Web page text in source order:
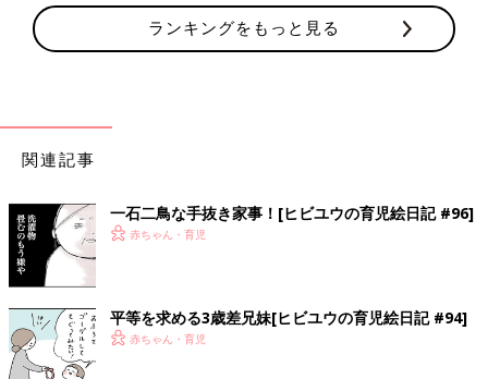
なように思えます。
ずっと見ていたいなぁ。
・たまひよONLINE連載中の育児マンガ一覧はこちら
５歳息子と２歳娘のママ。現在は専業主婦。
子ども２人と夫との日々を絵日記にしてインスタグラム
(
@hibi_yuu
にて公開中。
■書籍
『hibi家のムスコとムスメ』
『hibi家のムスコとムスメ 妹よ、兄ちゃんについてこい編』
ランキングをもっと見る
関連記事
一石二鳥な手抜き家事！[ヒビユウの育児絵日記 #96]
赤ちゃん・育児
平等を求める3歳差兄妹[ヒビユウの育児絵日記 #94]
赤ちゃん・育児